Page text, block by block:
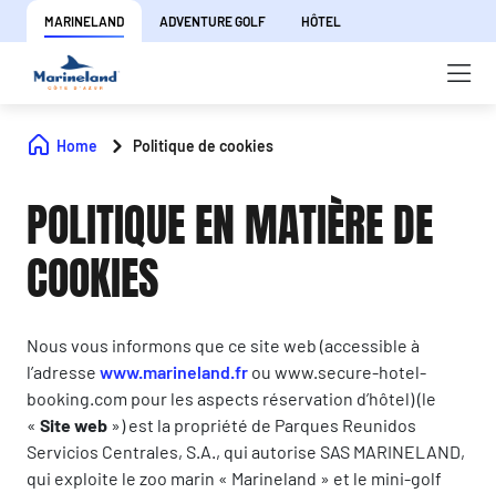
MARINELAND ADVENTURE GOLF HÔTEL
Home Politique de cookies
POLITIQUE EN MATIÈRE DE
COOKIES
Nous vous informons que ce site web (accessible à
l’adresse www.marineland.fr ou www.secure-hotel-
booking.com pour les aspects réservation d’hôtel) (le
« Site web ») est la propriété de Parques Reunidos
Servicios Centrales, S.A., qui autorise SAS MARINELAND,
qui exploite le zoo marin « Marineland » et le mini-golf